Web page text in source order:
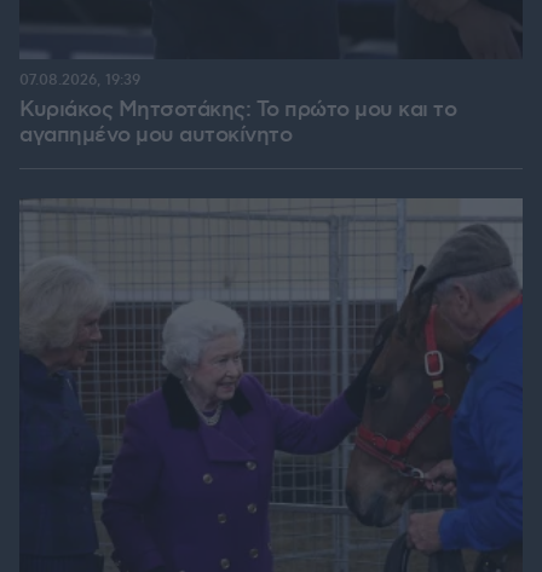
Κυριάκος Μητσοτάκης: Το πρώτο μου και το
αγαπημένο μου αυτοκίνητο
07.08.2026, 19:39